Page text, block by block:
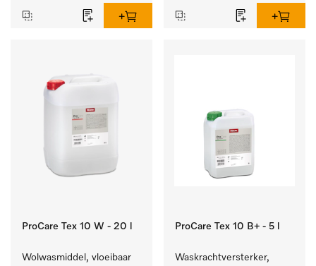
betrouwbare neutralisatie.
ProCare Tex 10 W - 20 l
Wolwasmiddel, vloeibaar
ProCare Tex 10 B+ - 5 l
Waskrachtversterker,